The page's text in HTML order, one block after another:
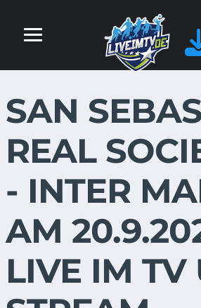
SAN
REAL
- INTER
AM
LIVE IM TV